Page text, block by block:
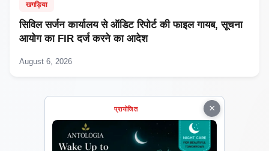
खगड़िया
सिविल सर्जन कार्यालय से ऑडिट रिपोर्ट की फाइल गायब, सूचना
आयोग का FIR दर्ज करने का आदेश
August 6, 2026
×
प्रायोजित